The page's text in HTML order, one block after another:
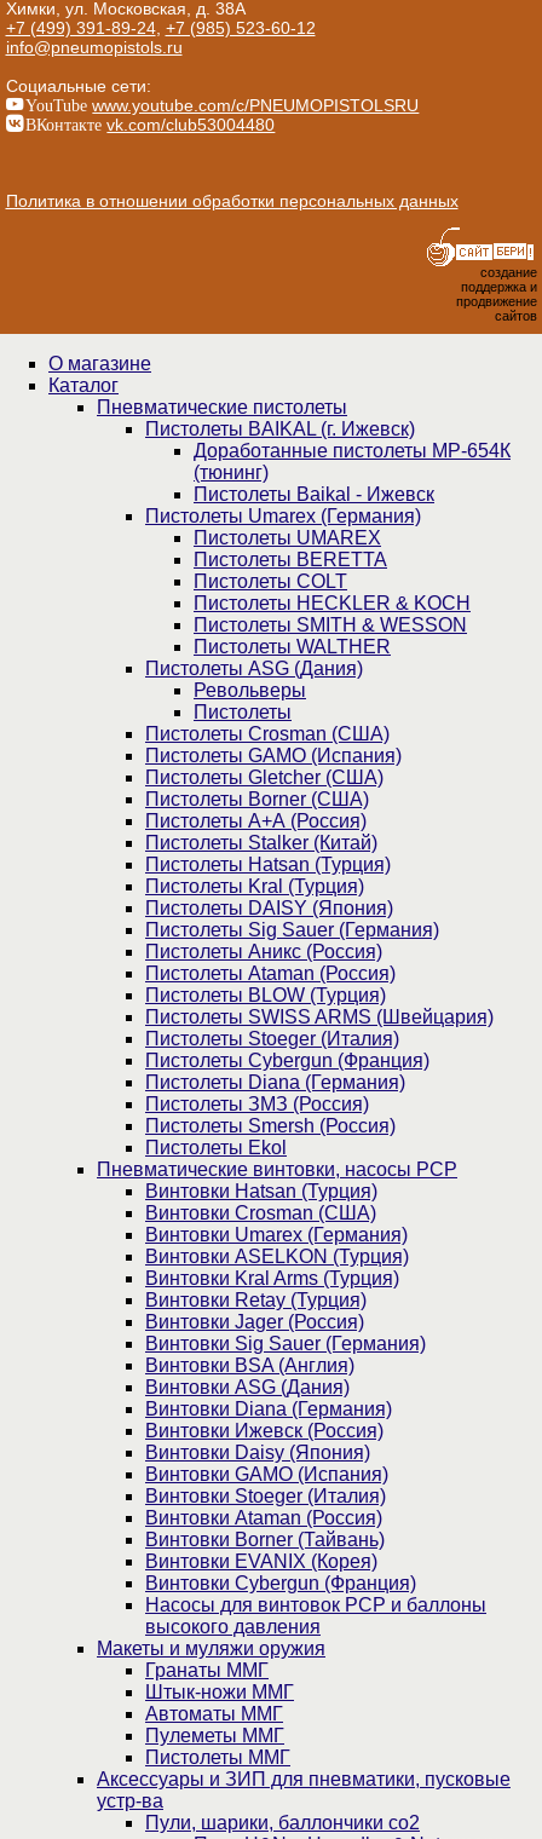
Химки, ул. Московская, д. 38А
+7 (499) 391-89-24, +7 (985) 523-60-12
info@pneumopistols.ru
Социальные сети:
YouTube www.youtube.com/c/PNEUMOPISTOLSRU
ВКонтакте vk.com/club53004480
Политика в отношении обработки персональных данных
создание
поддержка и
продвижение
сайтов
О магазине
Каталог
Пнев­ма­ти­чес­кие пистолеты
Пистолеты BAIKAL (г. Ижевск)
Доработанные пистолеты МР-654К
(тюнинг)
Пистолеты Baikal - Ижевск
Пистолеты Umarex (Германия)
Пистолеты UMAREX
Пистолеты BERETTA
Пистолеты COLT
Пистолеты HECKLER & KOCH
Пистолеты SMITH & WESSON
Пистолеты WALTHER
Пистолеты ASG (Дания)
Револьверы
Пистолеты
Пистолеты Crosman (США)
Пистолеты GAMO (Испания)
Пистолеты Gletcher (США)
Пистолеты Borner (США)
Пистолеты А+А (Россия)
Пистолеты Stalker (Китай)
Пистолеты Hatsan (Турция)
Пистолеты Kral (Турция)
Пистолеты DAISY (Япония)
Пистолеты Sig Sauer (Германия)
Пистолеты Аникс (Россия)
Пистолеты Ataman (Россия)
Пистолеты BLOW (Турция)
Пистолеты SWISS ARMS (Швейцария)
Пистолеты Stoeger (Италия)
Пистолеты Cybergun (Франция)
Пистолеты Diana (Германия)
Пистолеты ЗМЗ (Россия)
Пистолеты Smersh (Россия)
Пистолеты Ekol
Пневматические винтовки, насосы PCP
Винтовки Hatsan (Турция)
Винтовки Crosman (США)
Винтовки Umarex (Германия)
Винтовки ASELKON (Турция)
Винтовки Kral Arms (Турция)
Винтовки Retay (Турция)
Винтовки Jager (Россия)
Винтовки Sig Sauer (Германия)
Винтовки BSA (Англия)
Винтовки ASG (Дания)
Винтовки Diana (Германия)
Винтовки Ижевск (Россия)
Винтовки Daisy (Япония)
Винтовки GAMO (Испания)
Винтовки Stoeger (Италия)
Винтовки Ataman (Россия)
Винтовки Borner (Тайвань)
Винтовки EVANIX (Корея)
Винтовки Cybergun (Франция)
Насосы для винтовок PCP и баллоны
высокого давления
Макеты и муляжи оружия
Гранаты ММГ
Штык-ножи ММГ
Автоматы ММГ
Пулеметы ММГ
Пистолеты ММГ
Аксессуары и ЗИП для пневматики, пусковые
устр-ва
Пули, шарики, баллончики со2